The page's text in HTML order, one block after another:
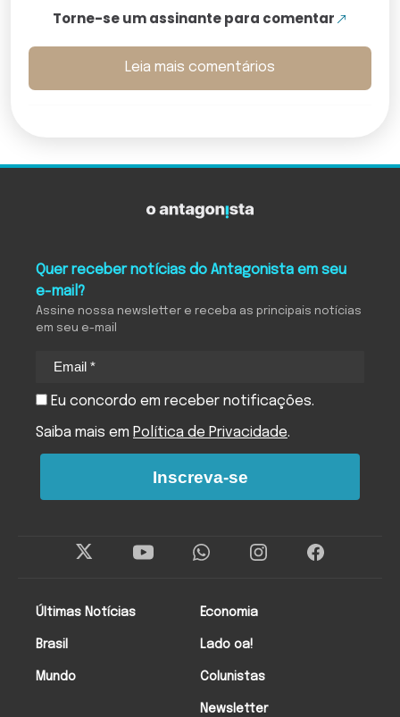
Torne-se um assinante para comentar
Leia mais comentários
Últimas Notícias
Brasil
Mundo
Economia
Lado oa!
Colunistas
Newsletter
Quer receber notícias do Antagonista em seu
e-mail?
Assine nossa newsletter e receba as principais notícias
em seu e-mail
Eu concordo em receber notificações.
Saiba mais em Política de Privacidade.
Inscreva-se